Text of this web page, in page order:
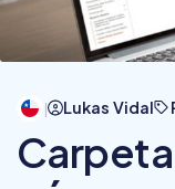
| Lukas Vidal